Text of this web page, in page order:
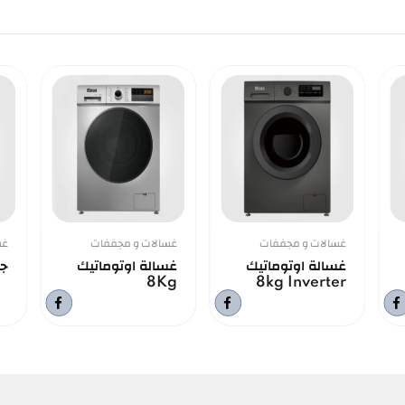
غسالات و مجففات
غسالة اوتوماتيك
8kg Inverter
غسالات و مجففات
غسالة اوتوماتيك
8Kg